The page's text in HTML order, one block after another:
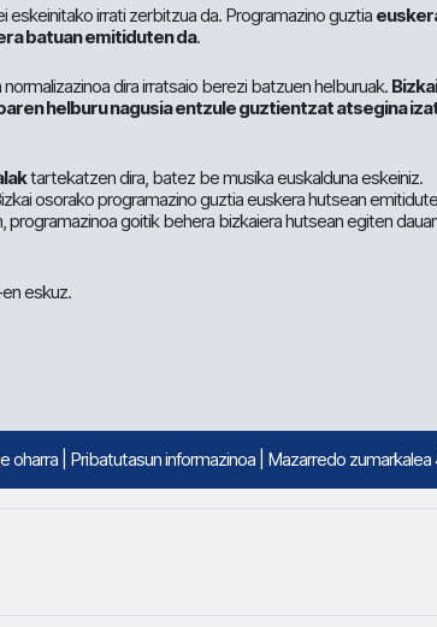
eskeinitako irrati zerbitzua da. Programazino guztia
batuan emitiduten da.
dira irratsaio berezi batzuen helburuak.
helburu nagusia entzule guztientzat atsegina
tartekatzen dira, batez be musika euskalduna eskeiniz.
osorako programazino guztia euskera hutsean
programazinoa goitik behera bizkaiera hutsean egiten
eskuz.
oharra Pribatutasun informazinoa | Mazarredo zumarkalea